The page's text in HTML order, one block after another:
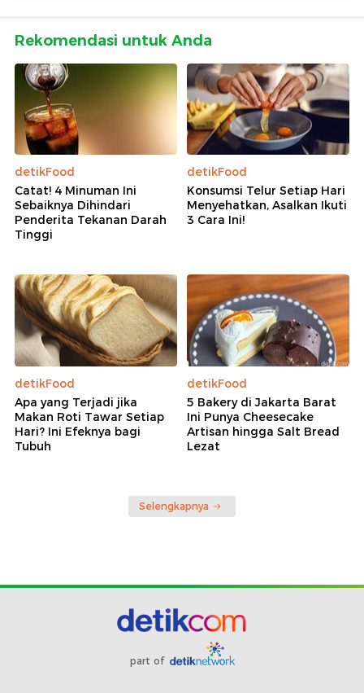
Rekomendasi untuk Anda
detikFood
Catat! 4 Minuman Ini
Sebaiknya Dihindari
Penderita Tekanan Darah
Tinggi
detikFood
Konsumsi Telur Setiap Hari
Menyehatkan, Asalkan Ikuti
3 Cara Ini!
detikFood
Apa yang Terjadi jika
Makan Roti Tawar Setiap
Hari? Ini Efeknya bagi
Tubuh
detikFood
5 Bakery di Jakarta Barat
Ini Punya Cheesecake
Artisan hingga Salt Bread
Lezat
Selengkapnya
part of